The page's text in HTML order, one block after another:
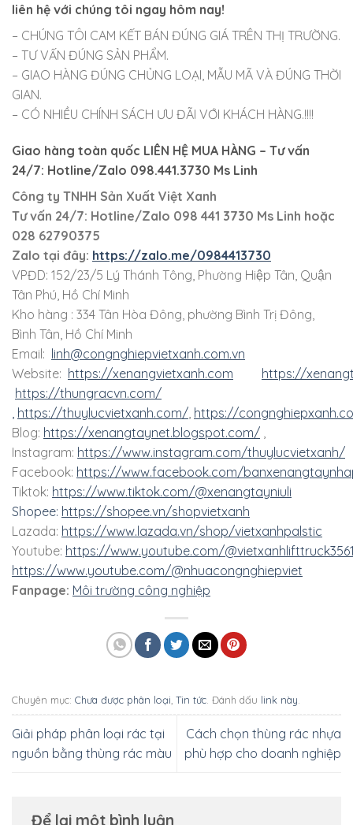
liên hệ với chúng tôi ngay hôm nay!
– CHÚNG TÔI CAM KẾT BÁN ĐÚNG GIÁ TRÊN THỊ TRƯỜNG.
– TƯ VẤN ĐÚNG SẢN PHẨM.
– GIAO HÀNG ĐÚNG CHỦNG LOẠI, MẪU MÃ VÀ ĐÚNG THỜI
GIAN.
– CÓ NHIỀU CHÍNH SÁCH ƯU ĐÃI VỚI KHÁCH HÀNG.!!!!
Giao hàng toàn quốc LIÊN HỆ MUA HÀNG – Tư vấn
24/7: Hotline/Zalo 098.441.3730 Ms Linh
Công ty TNHH Sản Xuất Việt Xanh
Tư vấn 24/7: Hotline/Zalo 098 441 3730 Ms Linh hoặc
028 62790375
Zalo tại đây: https://zalo.me/0984413730
VPĐD: 152/23/5 Lý Thánh Tông, Phường Hiệp Tân, Quận
Tân Phú, Hồ Chí Minh
Kho hàng : 334 Tân Hòa Đông, phường Bình Trị Đông,
Bình Tân, Hồ Chí Minh
Email: linh@congnghiepvietxanh.com.vn
Website: https://xenangvietxanh.com
https://
https://thungracvn.com/
https://thuylucvietxanh.com/ https://
Blog: https://xenangtaynet.blogspot.com/
Instagram: https://www.instagram.com/thuylucvietxanh/
Facebook: https://www.facebook.com/
Tiktok: https://www.tiktok.com/@xenangtayniuli
Shopee: https://shopee.vn/shopvietxanh
Lazada: https://www.lazada.vn/shop/vietxanhpalstic
Youtube: https://www.youtube.com/
https://www.youtube.com/@nhuacongnghiepviet
Fanpage: Môi trường công nghiệp
Chuyên mục: Chưa được phân loại Tin tức . Đánh dấu link này
Giải pháp phân loại rác tại
nguồn bằng thùng rác màu
Cách chọn thùng rác nhựa
phù hợp cho doanh nghiệp
Để lại một bình luận